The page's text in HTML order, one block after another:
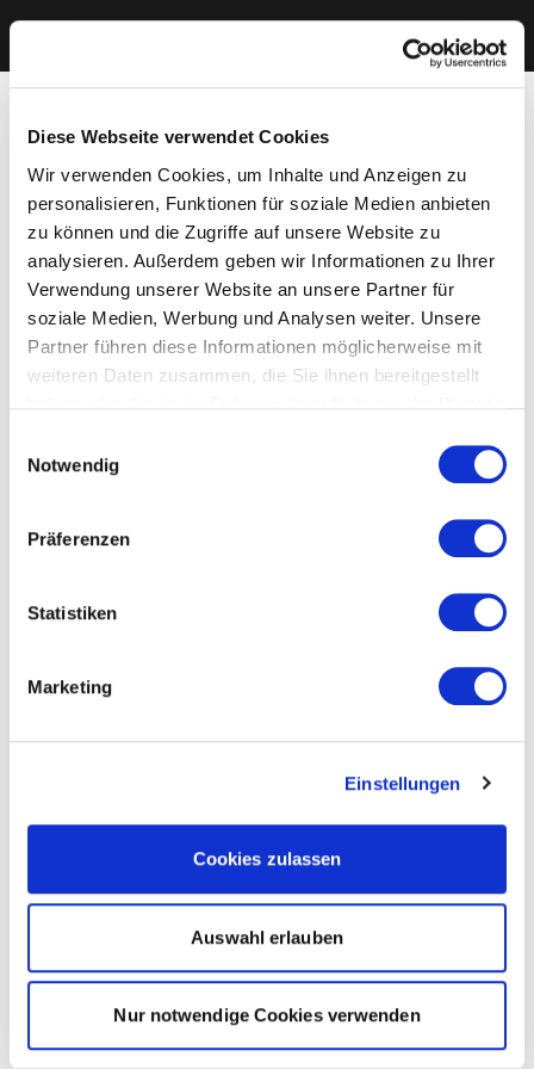
Diese Webseite verwendet Cookies
Wir verwenden Cookies, um Inhalte und Anzeigen zu
personalisieren, Funktionen für soziale Medien anbieten
zu können und die Zugriffe auf unsere Website zu
analysieren. Außerdem geben wir Informationen zu Ihrer
Verwendung unserer Website an unsere Partner für
soziale Medien, Werbung und Analysen weiter. Unsere
Partner führen diese Informationen möglicherweise mit
weiteren Daten zusammen, die Sie ihnen bereitgestellt
Cookies, wenn Sie unsere Webseite weiterhin nutzen.
Notwendig
Präferenzen
Statistiken
Marketing
Einstellungen
Cookies zulassen
Auswahl erlauben
Nur notwendige Cookies verwenden